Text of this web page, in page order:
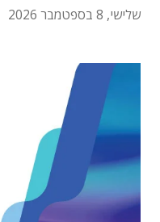
שלישי, 8 בספטמבר 2026